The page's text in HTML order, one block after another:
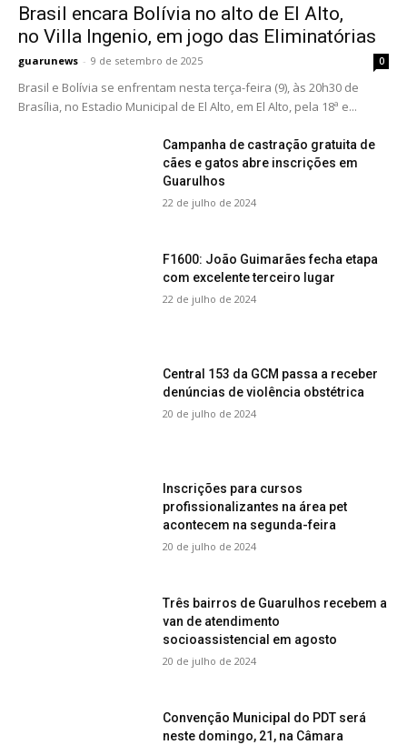
Brasil encara Bolívia no alto de El Alto,
no Villa Ingenio, em jogo das Eliminatórias
guarunews - 9 de setembro de 2025 0
Brasil e Bolívia se enfrentam nesta terça-feira (9), às 20h30 de
Brasília, no Estadio Municipal de El Alto, em El Alto, pela 18ª e...
Campanha de castração gratuita de
cães e gatos abre inscrições em
Guarulhos
22 de julho de 2024
F1600: João Guimarães fecha etapa
com excelente terceiro lugar
22 de julho de 2024
Central 153 da GCM passa a receber
denúncias de violência obstétrica
20 de julho de 2024
Inscrições para cursos
profissionalizantes na área pet
acontecem na segunda-feira
20 de julho de 2024
Três bairros de Guarulhos recebem a
van de atendimento
socioassistencial em agosto
20 de julho de 2024
Convenção Municipal do PDT será
neste domingo, 21, na Câmara